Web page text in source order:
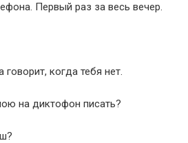
Первый раз за весь вечер.
когда тебя нет.
на диктофон писать?